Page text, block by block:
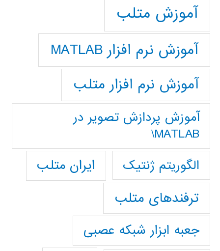
آموزش متلب
آموزش نرم افزار MATLAB
آموزش نرم افزار متلب
آموزش پردازش تصوير در
MATLAB\
الگوریتم ژنتیک
ایران متلب
ترفندهای متلب
جعبه ابزار شبکه عصبی